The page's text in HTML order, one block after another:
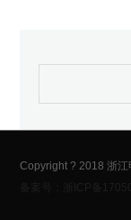
Copyright ? 2018 浙